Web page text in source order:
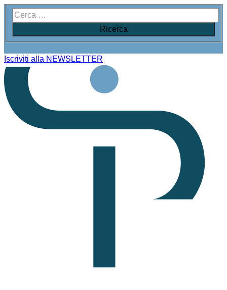
Iscriviti alla NEWSLETTER